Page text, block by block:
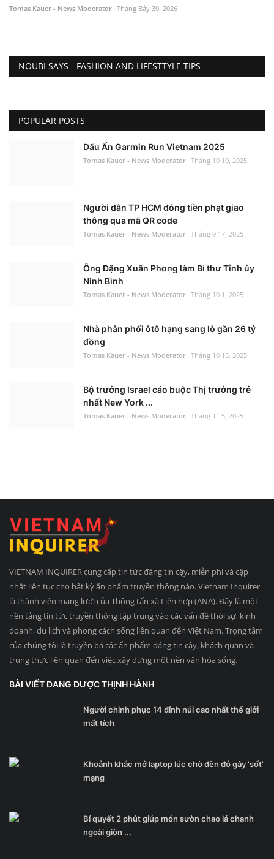
Tomas Kauer - News Moderator Tháng Bảy 30, 2026
NOUBI SAYS - FASHION AND LIFESTTYLE TIPS
POPULAR POSTS
Dấu Ấn Garmin Run Vietnam 2025
Tomas Kauer - News Moderator Tháng 10 10, 2025
Người dân TP HCM đóng tiền phạt giao
thông qua mã QR code
Tomas Kauer - News Moderator Tháng 9 17, 2025
Ông Đặng Xuân Phong làm Bí thư Tỉnh ủy
Ninh Bình
Tomas Kauer - News Moderator Tháng 10 1, 2025
Nhà phân phối ôtô hạng sang lỗ gần 26 tỷ
đồng
Tomas Kauer - News Moderator Tháng 10 15, 2025
Bộ trưởng Israel cáo buộc Thị trưởng trẻ
nhất New York ...
Tomas Kauer - News Moderator Tháng 11 5, 2025
VIETNAM INQUIRER cung cấp tin tức đáng tin cậy, miễn phí và cập
nhật liên tục cho bất kỳ ấn phẩm truyền thông nào. Vietnam Inquirer
là thành viên mạng lưới của Thông tấn xã Liên hợp (ANA). Đây là một
nền tảng tin tức truyền thông tập trung vào các vấn đề thời sự, kinh
doanh, du lịch và phong cách sống liên quan đến Việt Nam. Trọng tâm
của chúng tôi là truyền bá các ấn phẩm đáng tin cậy, khách quan và
trung thực liên quan đến việc xây dựng một nền văn hóa sống.
BÀI VIẾT ĐANG ĐƯỢC THỊNH HÀNH
Người chinh phục 14 đỉnh núi cao nhất thế giới
mất tích
Khoảnh khắc mở laptop lúc chờ đèn đỏ gây 'sốt'
mạng
Bí quyết 2 phút giúp món sườn chao lá chanh
ngoài giòn ...